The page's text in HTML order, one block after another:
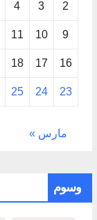
2
3
4
9
10
11
16
17
18
23
24
25
مارس »
وسوم